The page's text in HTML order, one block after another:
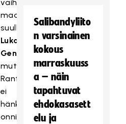
vaihtoi
maalin
suulle
Lukas
Genhartin,
mutta
Rantalaa
ei
hänkään
onnistunut
Salibandyliito
n varsinainen
kokous
marraskuuss
a – näin
tapahtuvat
ehdokasasett
elu ja